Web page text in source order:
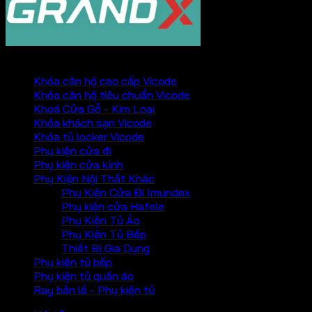
Khóa căn hộ cao cấp Vicode
Khóa căn hộ tiêu chuẩn Vicode
Khoá Cửa Gỗ - Kim Loại
Khóa khách sạn Vicode
Khóa tủ locker Vicode
Phụ kiện cửa đi
Phụ kiện cửa kính
Phụ Kiện Nội Thất Khác
Phụ Kiện Cửa Đi Imundex
Phụ kiện cửa Hafele
Phụ Kiện Tủ Áo
Phụ Kiện Tủ Bếp
Thiết Bị Gia Dụng
Phụ kiện tủ bếp
Phụ kiện tủ quần áo
Ray bản lề - Phụ kiện tủ